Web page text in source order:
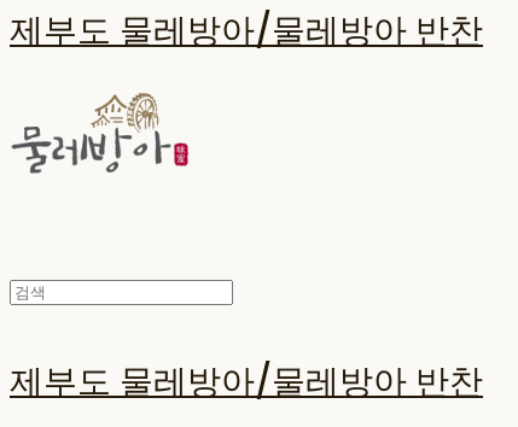
제부도 물레방아/물레방아 반찬
제부도 물레방아/물레방아 반찬